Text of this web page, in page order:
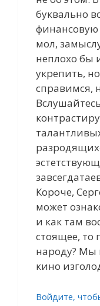
буквально
финансовую
мол,
неплохо бы
укрепить,
справимся,
Короче,
может
и как там
стоящее, то
народу?
кино
Войдите,